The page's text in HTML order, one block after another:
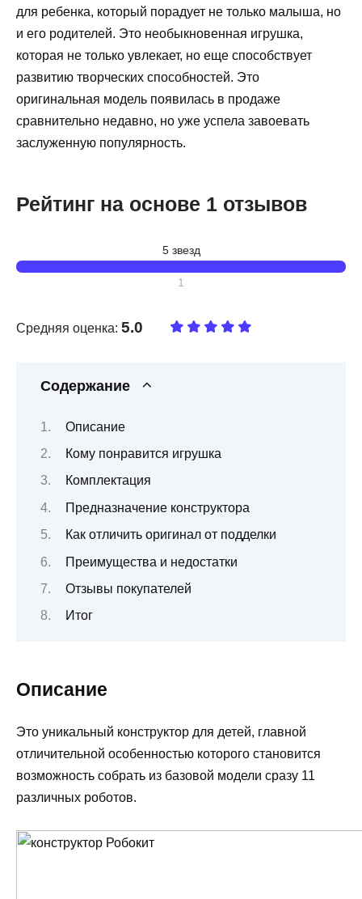
для ребенка, который порадует не только малыша, но
и его родителей. Это необыкновенная игрушка,
которая не только увлекает, но еще способствует
развитию творческих способностей. Это
оригинальная модель появилась в продаже
сравнительно недавно, но уже успела завоевать
заслуженную популярность.
Рейтинг на основе 1 отзывов
5 звезд
1
Средняя оценка: 5.0
Содержание
Описание
Кому понравится игрушка
Комплектация
Предназначение конструктора
Как отличить оригинал от подделки
Преимущества и недостатки
Отзывы покупателей
Итог
Описание
Это уникальный конструктор для детей, главной
отличительной особенностью которого становится
возможность собрать из базовой модели сразу 11
различных роботов.